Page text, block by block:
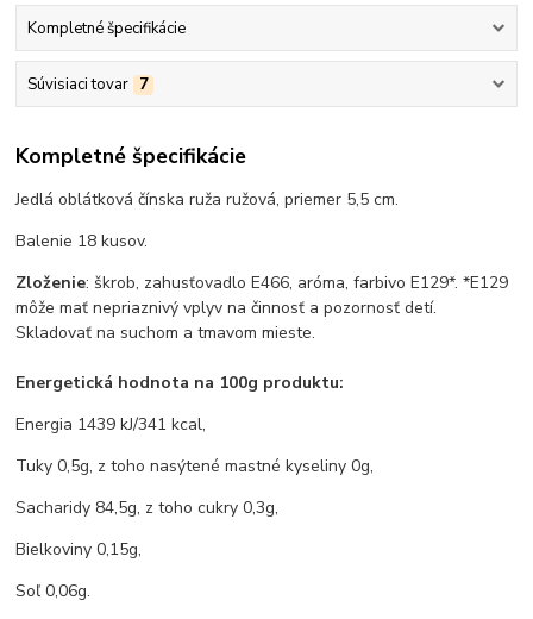
Kompletné špecifikácie
Súvisiaci tovar 7
Kompletné špecifikácie
Jedlá oblátková čínska ruža ružová, priemer 5,5 cm.
Balenie 18 kusov.
Zloženie: škrob, zahusťovadlo E466, aróma, farbivo E129*. *E129
môže mať nepriaznivý vplyv na činnosť a pozornosť detí.
Skladovať na suchom a tmavom mieste.
Energetická hodnota na 100g produktu:
Energia 1439 kJ/341 kcal,
Tuky 0,5g, z toho nasýtené mastné kyseliny 0g,
Sacharidy 84,5g, z toho cukry 0,3g,
Bielkoviny 0,15g,
Soľ 0,06g.